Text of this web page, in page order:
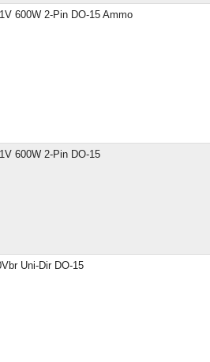
600W 2-Pin DO-15 Ammo
600W 2-Pin DO-15
Uni-Dir DO-15